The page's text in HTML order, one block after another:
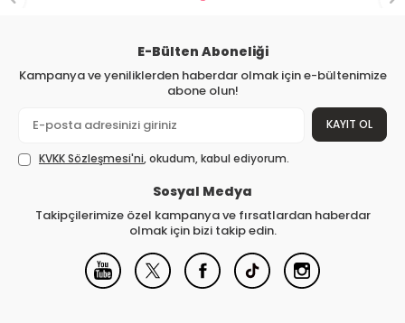
E-Bülten Aboneliği
Kampanya ve yeniliklerden haberdar olmak için e-bültenimize
abone olun!
KAYIT OL
KVKK Sözleşmesi'ni, okudum, kabul ediyorum.
Sosyal Medya
Takipçilerimize özel kampanya ve fırsatlardan haberdar
olmak için bizi takip edin.